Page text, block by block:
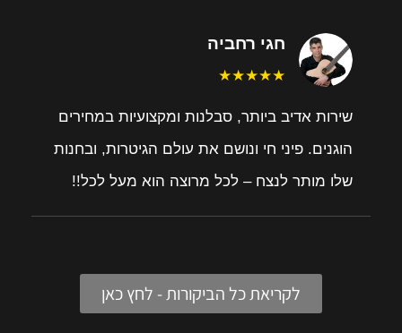
חגי רחביה
★★★★★
שירות אדיב ביותר, סבלנות ומקצועיות במחירים
הוגנים. פיני חי ונושם את עולם הגיטרות, ובחנות
שלו מותר לנצח – לכל מרוצה הוא מעל לכל!!
לקריאת כל הביקורות - לחץ כאן